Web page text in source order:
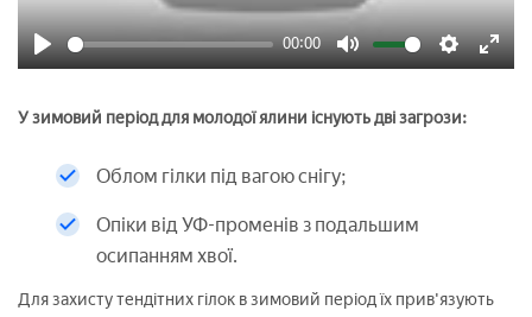
Play
00:00
Mute Settings
Enter
У зимовий період для молодої ялини існують дві загрози:
Облом гілки під вагою снігу;
Опіки від УФ-променів з подальшим
осипанням хвої.
Для захисту тендітних гілок в зимовий період їх прив'язують